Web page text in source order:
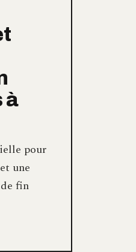
à
pour
une
fin